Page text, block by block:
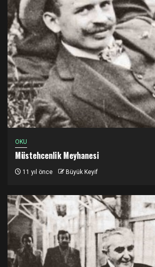
OKU
Müstehcenlik Meyhanesi
11 yıl önce Büyük Keyif